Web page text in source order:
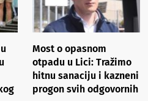
Most o opasnom
otpadu u Lici: Tražimo
hitnu sanaciju i kazneni
progon svih odgovornih